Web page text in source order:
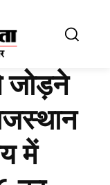
जोड़ने
में